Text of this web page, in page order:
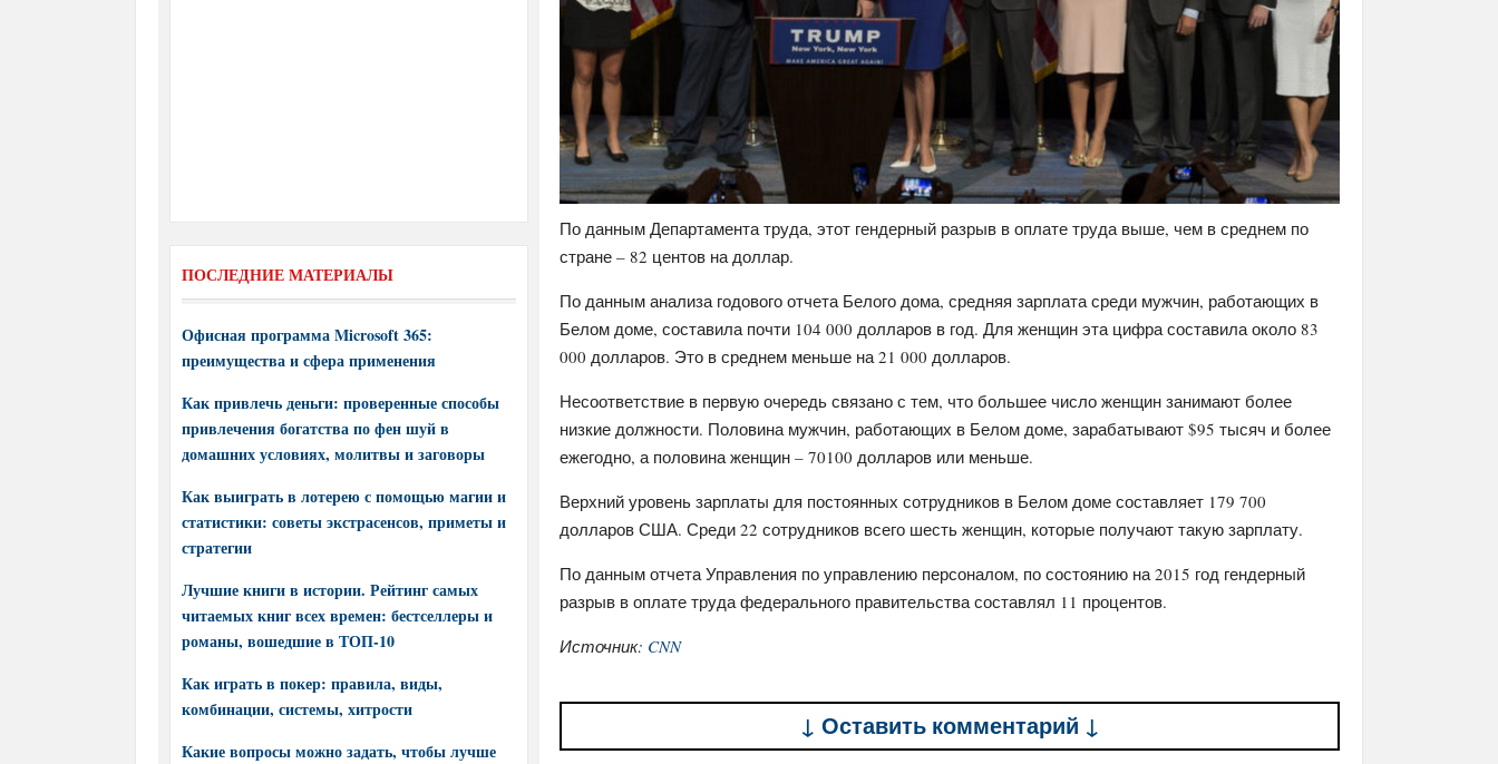
По данным Департамента труда, этот гендерный разрыв в оплате труда выше, чем в среднем по
стране – 82 центов на доллар.
По данным анализа годового отчета Белого дома, средняя зарплата среди мужчин, работающих в
Белом доме, составила почти 104 000 долларов в год. Для женщин эта цифра составила около 83
000 долларов. Это в среднем меньше на 21 000 долларов.
Несоответствие в первую очередь связано с тем, что большее число женщин занимают более
низкие должности. Половина мужчин, работающих в Белом доме, зарабатывают $95 тысяч и более
ежегодно, а половина женщин – 70100 долларов или меньше.
Верхний уровень зарплаты для постоянных сотрудников в Белом доме составляет 179 700
долларов США. Среди 22 сотрудников всего шесть женщин, которые получают такую зарплату.
По данным отчета Управления по управлению персоналом, по состоянию на 2015 год гендерный
разрыв в оплате труда федерального правительства составлял 11 процентов.
Источник: CNN
↓ Оставить комментарий ↓
ПОСЛЕДНИЕ МАТЕРИАЛЫ
Офисная программа Microsoft 365:
преимущества и сфера применения
Как привлечь деньги: проверенные способы
привлечения богатства по фен шуй в
домашних условиях, молитвы и заговоры
Как выиграть в лотерею с помощью магии и
статистики: советы экстрасенсов, приметы и
стратегии
Лучшие книги в истории. Рейтинг самых
читаемых книг всех времен: бестселлеры и
романы, вошедшие в ТОП-10
Как играть в покер: правила, виды,
комбинации, системы, хитрости
Какие вопросы можно задать, чтобы лучше